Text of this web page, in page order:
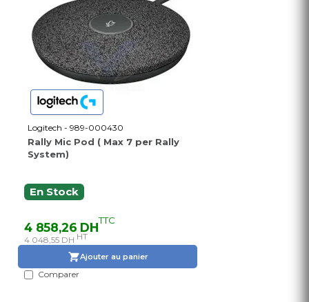
Logitech - 989-000430
Rally Mic Pod ( Max 7 per Rally
System)
En Stock
4 858,26 DHTTC
4 048,55 DH HT
Ajouter au panier
Comparer